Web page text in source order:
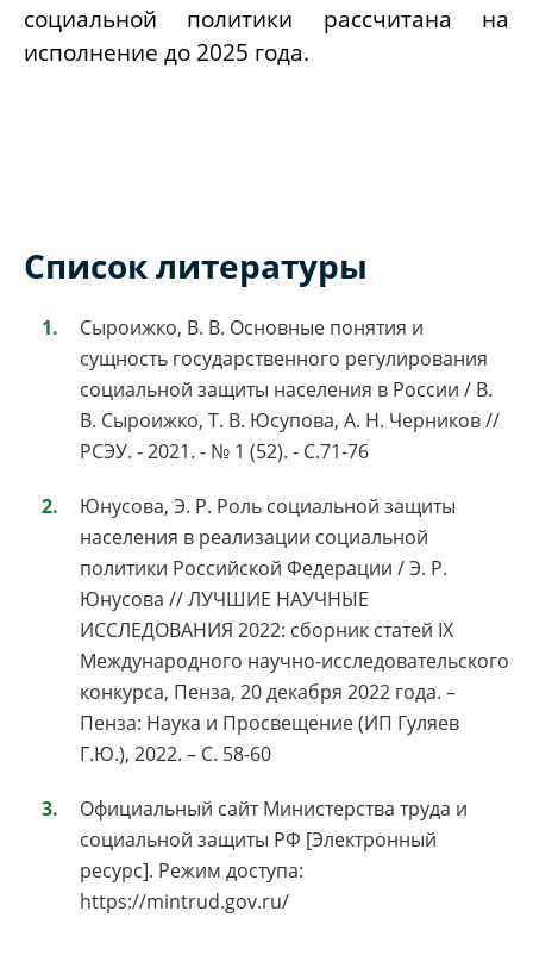
социальной политики рассчитана на
исполнение до 2025 года.
Список литературы
Сыроижко, В. В. Основные понятия и
сущность государственного регулирования
социальной защиты населения в России / В.
В. Сыроижко, Т. В. Юсупова, А. Н. Черников //
РСЭУ. - 2021. - № 1 (52). - С.71-76
Юнусова, Э. Р. Роль социальной защиты
населения в реализации социальной
политики Российской Федерации / Э. Р.
Юнусова // ЛУЧШИЕ НАУЧНЫЕ
ИССЛЕДОВАНИЯ 2022: сборник статей IX
Международного научно-исследовательского
конкурса, Пенза, 20 декабря 2022 года. –
Пенза: Наука и Просвещение (ИП Гуляев
Г.Ю.), 2022. – С. 58-60
Официальный сайт Министерства труда и
социальной защиты РФ [Электронный
ресурс]. Режим доступа:
https://mintrud.gov.ru/